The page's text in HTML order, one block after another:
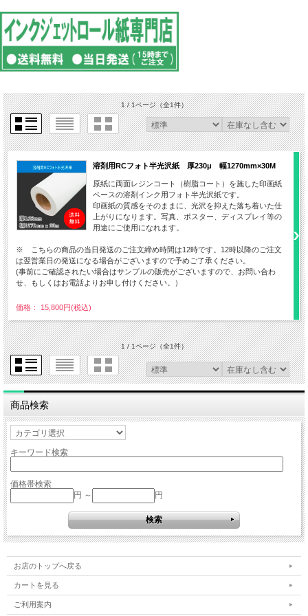
1 / 1ページ（全1件）
溶剤用RCフォト半光沢紙 厚230μ 幅1270mm×30M
原紙に両面レジンコート（樹脂コート）を施した印画紙
ベースの溶剤インク用フォト半光沢紙です。
印画紙の質感をそのままに、光沢を抑えた落ち着いた仕
上がりになります。写真、ポスター、ディスプレイ等の
用途にご使用になれます。
※ こちらの商品の当日発送のご注文締め時間は12時です。12時以降のご注文
は翌営業日の発送になる場合がございますので予めご了承ください。
(事前にご確認されたい場合はサンプルの販売がございますので、お問い合わ
せ、もしくはお電話よりお申し付けください。）
価格： 15,800円(税込)
1 / 1ページ（全1件）
商品検索
キーワード検索
価格帯検索
円 ～
円
お店のトップへ戻る
カートを見る
ご利用案内